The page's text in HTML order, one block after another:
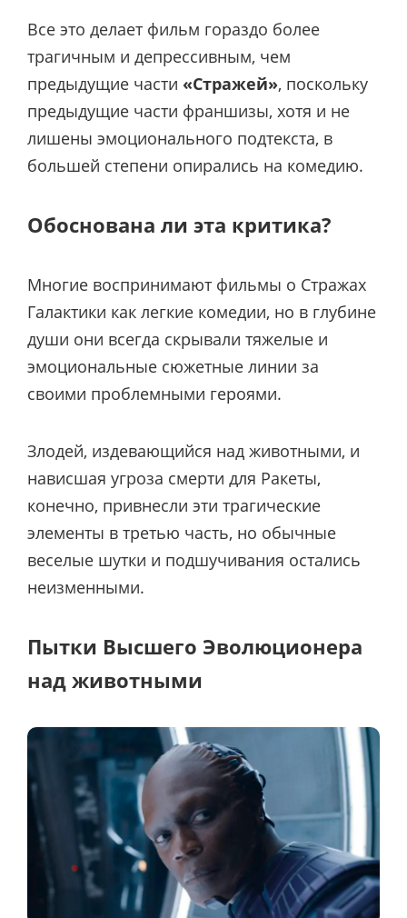
Все это делает фильм гораздо более
трагичным и депрессивным, чем
предыдущие части «Стражей», поскольку
предыдущие части франшизы, хотя и не
лишены эмоционального подтекста, в
большей степени опирались на комедию.
Обоснована ли эта критика?
Многие воспринимают фильмы о Стражах
Галактики как легкие комедии, но в глубине
души они всегда скрывали тяжелые и
эмоциональные сюжетные линии за
своими проблемными героями.
Злодей, издевающийся над животными, и
нависшая угроза смерти для Ракеты,
конечно, привнесли эти трагические
элементы в третью часть, но обычные
веселые шутки и подшучивания остались
неизменными.
Пытки Высшего Эволюционера
над животными